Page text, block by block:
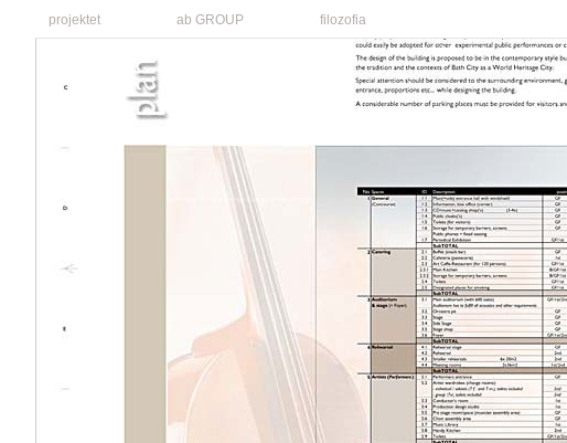
projektet ab GROUP filozofia